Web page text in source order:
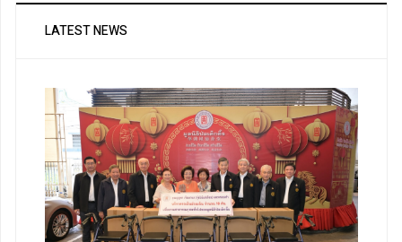
LATEST NEWS